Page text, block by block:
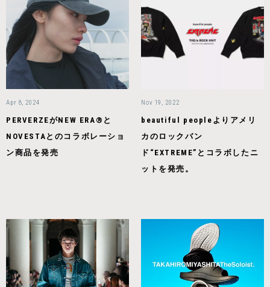
Apr 8, 2024
PERVERZEがNEW ERA®と
NOVESTAとのコラボレーショ
ン商品を発売
Nov 19, 2022
beautiful peopleよりアメリ
カのロックバン
ド“EXTREME”とコラボしたニ
ットを発売。